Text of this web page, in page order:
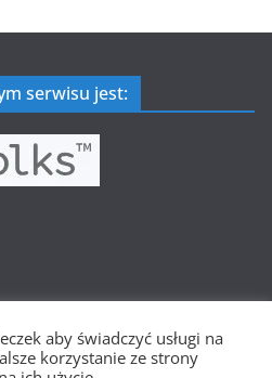
serwisu jest:
Siatkówka. Wszystkie
aby świadczyć usługi na
korzystanie ze strony